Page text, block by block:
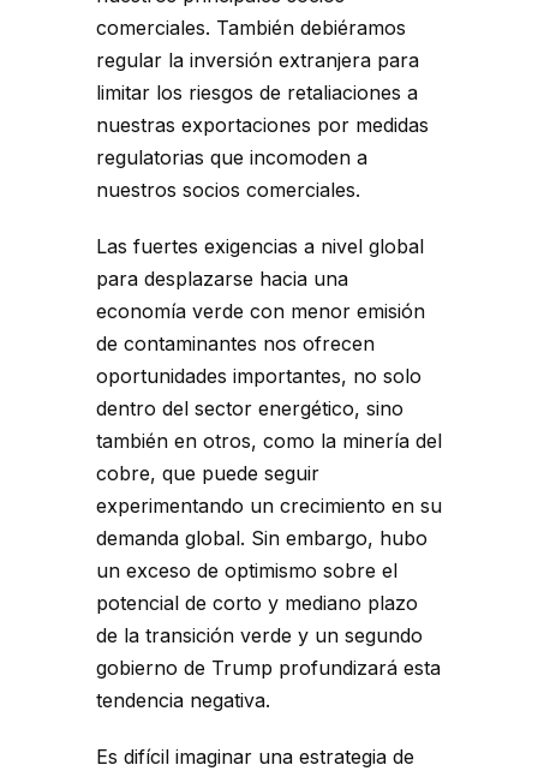
comerciales. También debiéramos
regular la inversión extranjera para
limitar los riesgos de retaliaciones a
nuestras exportaciones por medidas
regulatorias que incomoden a
nuestros socios comerciales.
Las fuertes exigencias a nivel global
para desplazarse hacia una
economía verde con menor emisión
de contaminantes nos ofrecen
oportunidades importantes, no solo
dentro del sector energético, sino
también en otros, como la minería del
cobre, que puede seguir
experimentando un crecimiento en su
demanda global. Sin embargo, hubo
un exceso de optimismo sobre el
potencial de corto y mediano plazo
de la transición verde y un segundo
gobierno de Trump profundizará esta
tendencia negativa.
Es difícil imaginar una estrategia de